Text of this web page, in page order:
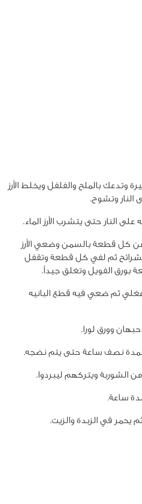
بالملح والفلفل ويخلط الأرز
وتشوح.
النار حتى يتشرب الأرز الماء.
كل قطعة بالسمن وضعي الأرز
الشرائح ثم لفي كل قطعة وتقفل
بورق الفويل وتغلق جيداً.
ثم ضعي فيه قطع البانيه
وورق لورا.
لمدة نصف ساعة حتى يتم نضجه.
الشوربة ويتركهم ليبردوا.
ساعة.
يحمر في الزبدة والزيت.